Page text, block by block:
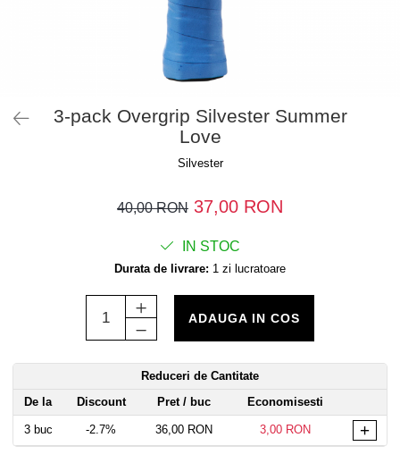
3-pack Overgrip Silvester Summer
Love
Silvester
40,00 RON 37,00 RON
IN STOC
Durata de livrare: 1 zi lucratoare
ADAUGA IN COS
Reduceri de Cantitate
De la
Discount Pret / buc Economisesti
3buc -2.7% 36,00 RON 3,00 RON +